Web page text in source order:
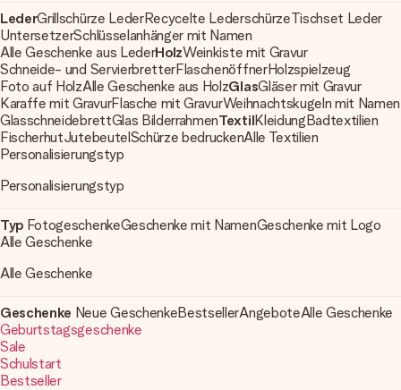
LederGrillschürze LederRecycelte LederschürzeTischset Leder
UntersetzerSchlüsselanhänger mit Namen
Alle Geschenke aus LederHolzWeinkiste mit Gravur
Schneide- und ServierbretterFlaschenöffnerHolzspielzeug
Foto auf HolzAlle Geschenke aus HolzGlasGläser mit Gravur
Karaffe mit GravurFlasche mit GravurWeihnachtskugeln mit Namen
GlasschneidebrettGlas BilderrahmenTextilKleidungBadtextilien
FischerhutJutebeutelSchürze bedruckenAlle Textilien
Personalisierungstyp
Personalisierungstyp
Typ FotogeschenkeGeschenke mit NamenGeschenke mit Logo
Alle Geschenke
Alle Geschenke
Geschenke Neue GeschenkeBestsellerAngeboteAlle Geschenke
Geburtstagsgeschenke
Sale
Schulstart
Bestseller